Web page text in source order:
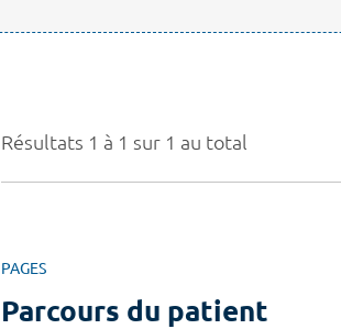
Résultats 1 à 1 sur 1 au total
PAGES
Parcours du patient